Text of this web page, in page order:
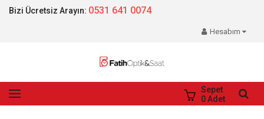
Bizi Ücretsiz Arayın: 0531 641 0074
Hesabım
Sepet
0Adet